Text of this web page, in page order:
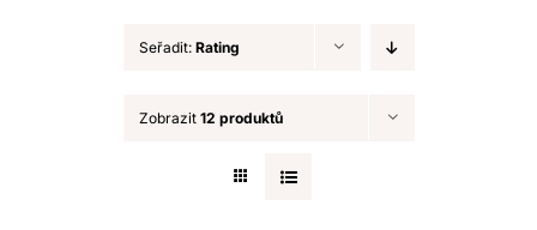
Seřadit: Rating
Zobrazit 12 produktů